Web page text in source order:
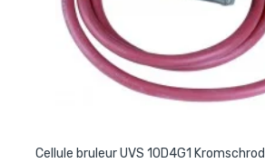
Cellule bruleur UVS 10D4G1